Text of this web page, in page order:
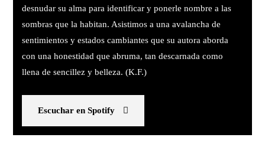
desnudar su alma para identificar y ponerle nombre a las
sombras que la habitan. Asistimos a una avalancha de
sentimientos y estados cambiantes que su autora aborda
con una honestidad que abruma, tan descarnada como
llena de sencillez y belleza. (K.F.)
Escuchar en Spotify